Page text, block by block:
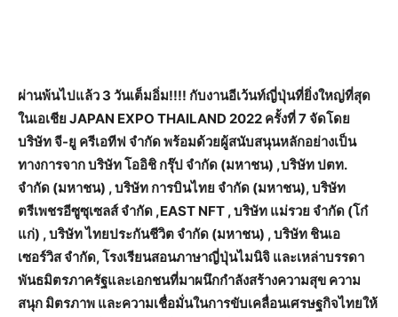
ผ่านพ้นไปแล้ว 3 วันเต็มอิ่ม!!!! กับงานอีเว้นท์ญี่ปุ่นที่ยิ่งใหญ่ที่สุด
ในเอเชีย JAPAN EXPO THAILAND 2022 ครั้งที่ 7 จัดโดย
บริษัท จี-ยู ครีเอทีฟ จำกัด พร้อมด้วยผู้สนับสนุนหลักอย่างเป็น
ทางการจาก บริษัท โออิชิ กรุ๊ป จำกัด (มหาชน) ,บริษัท ปตท.
จำกัด (มหาชน) , บริษัท การบินไทย จำกัด (มหาชน), บริษัท
ตรีเพชรอีซูซุเซลส์ จำกัด ,EAST NFT , บริษัท แม่รวย จำกัด (โก๋
แก่) , บริษัท ไทยประกันชีวิต จำกัด (มหาชน) , บริษัท ชินเอ
เซอร์วิส จำกัด, โรงเรียนสอนภาษาญี่ปุ่นไมนิจิ และเหล่าบรรดา
พันธมิตรภาครัฐและเอกชนที่มาผนึกกำลังสร้างความสุข ความ
สนุก มิตรภาพ และความเชื่อมั่นในการขับเคลื่อนเศรษฐกิจไทยให้